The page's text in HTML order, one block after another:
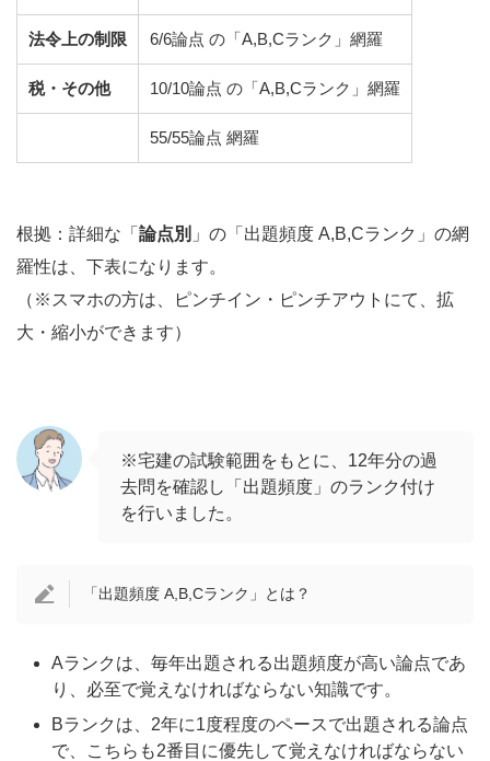
法令上の制限 6/6論点 の「A,B,Cランク」網羅
税・その他 10/10論点 の「A,B,Cランク」網羅
55/55論点 網羅
根拠：詳細な「 論点別 」の「出題頻度 A,B,Cランク」の網
羅性は、下表になります。
（※スマホの方は、ピンチイン・ピンチアウトにて、拡
大・縮小ができます）
※宅建の試験範囲をもとに、12年分の過
去問を確認し「出題頻度」のランク付け
を行いました。
「出題頻度 A,B,Cランク」とは？
Aランクは、毎年出題される出題頻度が高い論点であ
り、必至で覚えなければならない知識です。
Bランクは、2年に1度程度のペースで出題される論点
で、こちらも2番目に優先して覚えなければならない